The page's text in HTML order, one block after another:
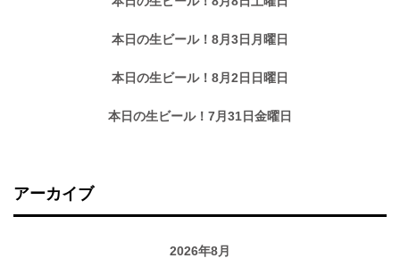
本日の生ビール！8月3日月曜日
本日の生ビール！8月2日日曜日
本日の生ビール！7月31日金曜日
アーカイブ
2026年8月